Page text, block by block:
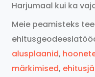
Harjumaal kui ka
Meie peamisteks
alusplaanid,
märkimised,